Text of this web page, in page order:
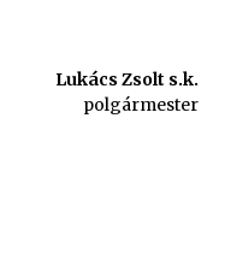
Lukács Zsolt s.k.
polgármester